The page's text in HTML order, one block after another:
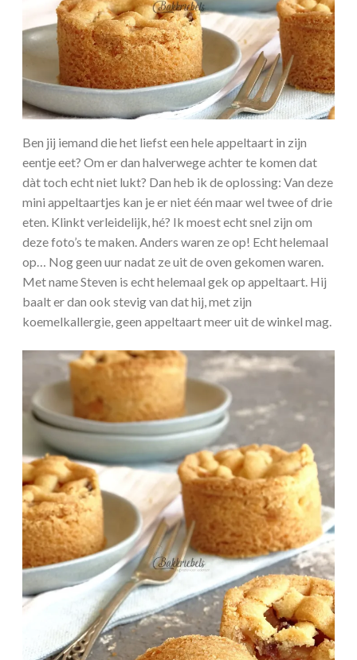
Ben jij iemand die het liefst een hele appeltaart in zijn
eentje eet? Om er dan halverwege achter te komen dat
dàt toch echt niet lukt? Dan heb ik de oplossing: Van deze
mini appeltaartjes kan je er niet één maar wel twee of drie
eten. Klinkt verleidelijk, hé? Ik moest echt snel zijn om
deze foto’s te maken. Anders waren ze op! Echt helemaal
op… Nog geen uur nadat ze uit de oven gekomen waren.
Met name Steven is echt helemaal gek op appeltaart. Hij
baalt er dan ook stevig van dat hij, met zijn
koemelkallergie, geen appeltaart meer uit de winkel mag.